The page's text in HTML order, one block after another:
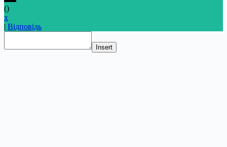
()
x
| Відповідь
Insert